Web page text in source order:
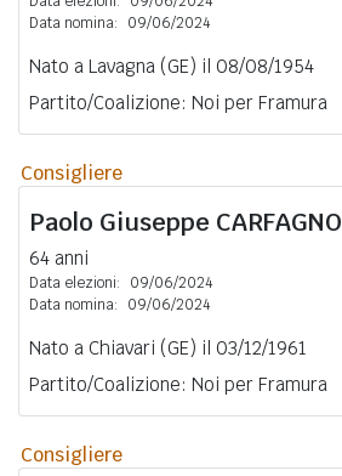
Data nomina:
09/06/2024
Nato a Lavagna (GE) il 08/08/1954
Partito/Coalizione: Noi per Framura
Consigliere
Paolo Giuseppe CARFAGNO
64 anni
Data elezioni:
09/06/2024
Data nomina:
09/06/2024
Nato a Chiavari (GE) il 03/12/1961
Partito/Coalizione: Noi per Framura
Consigliere